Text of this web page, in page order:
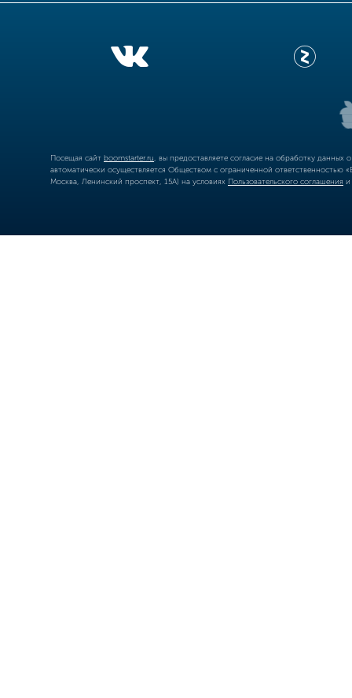
Посещая сайт boomstarter.ru , вы предоставляете согласие на обработку
автоматически осуществляется Обществом с ограниченной
Москва, Ленинский проспект, 15А) на условиях Пользовательского соглашения и